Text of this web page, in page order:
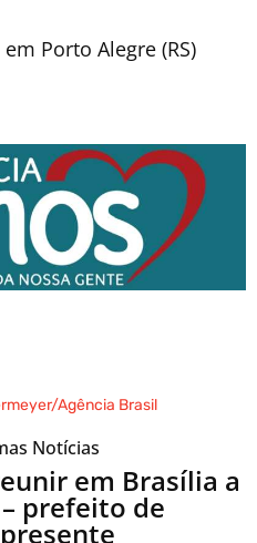
Porto Alegre (RS)
Notícias
em Brasília a
prefeito de